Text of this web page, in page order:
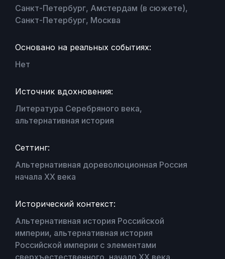
Санкт-Петербург, Амстердам (в сюжете),
Санкт-Петербург, Москва
Основано на реальных событиях:
Нет
Источник вдохновения:
Литература Серебряного века,
альтернативная история
Сеттинг:
Альтернативная дореволюционная Россия
начала XX века
Исторический контекст:
Альтернативная история Российской
империи, альтернативная история
Российской империи с элементами
сверхъестественного, начало XX века,